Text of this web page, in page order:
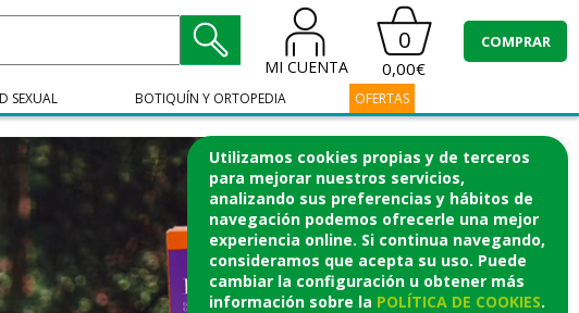
Utilizamos cookies propias y de terceros
para mejorar nuestros servicios,
analizando sus preferencias y hábitos de
navegación podemos ofrecerle una mejor
experiencia online. Si continua navegando,
consideramos que acepta su uso. Puede
cambiar la configuración u obtener más
información sobre la POLÍTICA DE COOKIES.
MI CUENTA
0
0,00€
COMPRAR
SEXUAL BOTIQUÍN Y ORTOPEDIA OFERTAS